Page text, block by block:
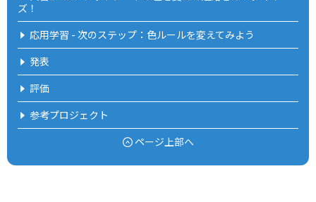
ズ！
応用学習 - 次のステップ：色ルールを変えてみよう
発表
評価
参考プロジェクト
ページ上部へ